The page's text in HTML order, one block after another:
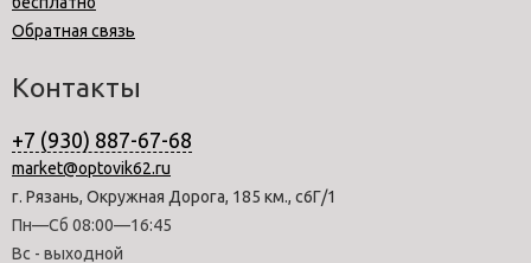
Обратная связь
Контакты
+7 (930) 887-67-68
market@optovik62.ru
г. Рязань, Окружная Дорога, 185 км., с6Г/1
Пн—Сб 08:00—16:45
Вс - выходной